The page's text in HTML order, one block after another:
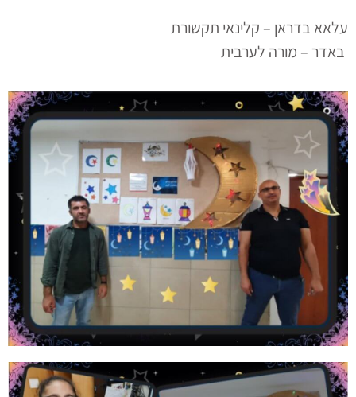
עלאא בדראן – קלינאי תקשורת
באדר – מורה לערבית